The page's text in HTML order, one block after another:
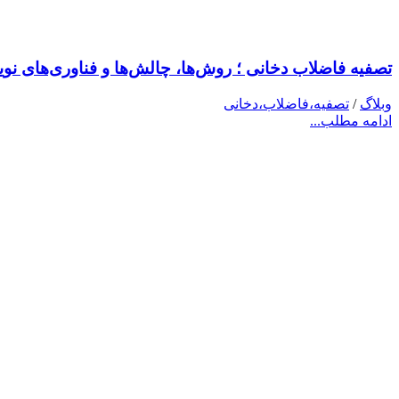
تصفیه فاضلاب دخانی ؛ روش‌ها، چالش‌ها و فناوری‌های
وبلاگ / تصفیه،فاضلاب،دخانی
ادامه مطلب...